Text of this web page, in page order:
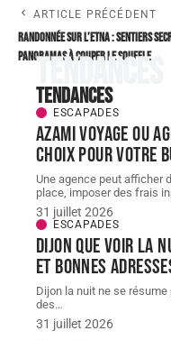
ARTICLE PRÉCÉDENT
Randonnée sur l’Etna : sentiers
panoramas à couper le souffle
Tendances
Tendances
ESCAPADES
AZAMI VOYAGE
choix pour votre
Une agence peut
place, imposer des frais
31 juillet 2026
ESCAPADES
Dijon que voir la
et bonnes
Dijon la nuit ne se
des…
31 juillet 2026